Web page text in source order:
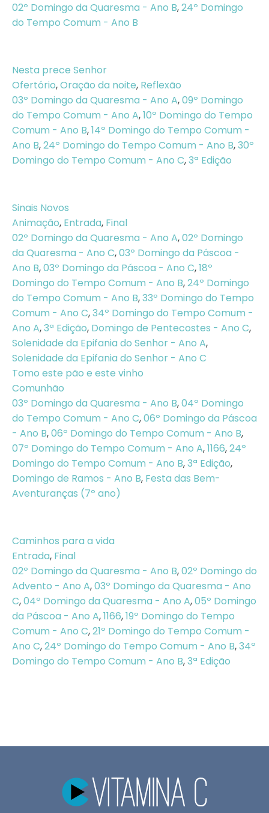
02º Domingo da Quaresma - Ano B,24º Domingo
do Tempo Comum - Ano B
Nesta prece Senhor
Ofertório,Oração da noite, Reflexão
03º Domingo da Quaresma - Ano A,09º Domingo
do Tempo Comum - Ano A,10º Domingo do Tempo
Comum - Ano B,14º Domingo do Tempo Comum -
Ano B,24º Domingo do Tempo Comum - Ano B,30º
Domingo do Tempo Comum - Ano C,3ª Edição
Sinais Novos
Animação, Entrada, Final
02º Domingo da Quaresma - Ano A,02º Domingo
da Quaresma - Ano C,03º Domingo da Páscoa -
Ano B,03º Domingo da Páscoa - Ano C,18º
Domingo do Tempo Comum - Ano B,24º Domingo
do Tempo Comum - Ano B,33º Domingo do Tempo
Comum - Ano C,34º Domingo do Tempo Comum -
Ano A,3ª Edição, Domingo de Pentecostes - Ano C,
Solenidade da Epifania do Senhor - Ano A,
Solenidade da Epifania do Senhor - Ano C
Tomo este pão e este vinho
Comunhão
03º Domingo da Quaresma - Ano B,04º Domingo
do Tempo Comum - Ano C,06º Domingo da Páscoa
- Ano B,06º Domingo do Tempo Comum - Ano B,
07º Domingo do Tempo Comum - Ano A,1166,24º
Domingo do Tempo Comum - Ano B,3ª Edição,
Domingo de Ramos - Ano B, Festa das Bem-
Aventuranças (7º ano)
Caminhos para a vida
Entrada, Final
02º Domingo da Quaresma - Ano B,02º Domingo do
Advento - Ano A,03º Domingo da Quaresma - Ano
C,04º Domingo da Quaresma - Ano A,05º Domingo
da Páscoa - Ano A,1166,19º Domingo do Tempo
Comum - Ano C,21º Domingo do Tempo Comum -
Ano C,24º Domingo do Tempo Comum - Ano B,34º
Domingo do Tempo Comum - Ano B,3ª Edição